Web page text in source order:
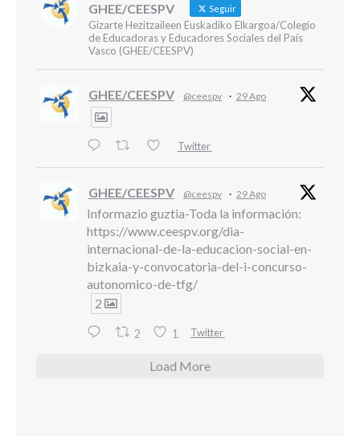
GHEE/CEESPV Seguir
Gizarte Hezitzaileen Euskadiko Elkargoa/Colegio
de Educadoras y Educadores Sociales del País
Vasco (GHEE/CEESPV)
GHEE/CEESPV @ceespv · 29 Ago
Twitter
GHEE/CEESPV @ceespv · 29 Ago
Informazio guztia-Toda la información:
https://www.ceespv.org/dia-
internacional-de-la-educacion-social-en-
bizkaia-y-convocatoria-del-i-concurso-
autonomico-de-tfg/
2
2 1 Twitter
Load More